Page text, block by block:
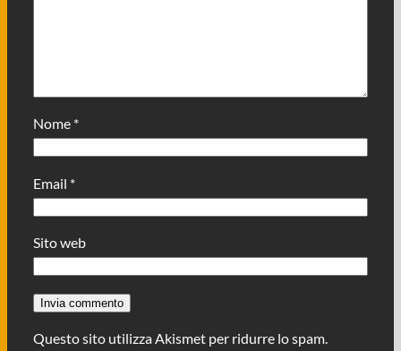
Nome *
Email *
Sito web
Questo sito utilizza Akismet per ridurre lo spam.